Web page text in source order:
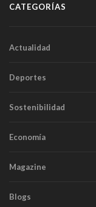
CATEGORÍAS
Actualidad
Deportes
Sostenibilidad
Economía
Magazine
Blogs